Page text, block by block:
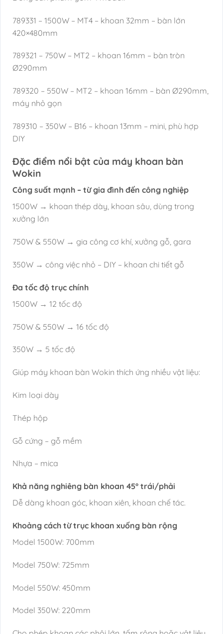
789331 – 1500W – MT4 – khoan 32mm – bàn lớn
420×480mm
789321 – 750W – MT2 – khoan 16mm – bàn tròn
Ø290mm
789320 – 550W – MT2 – khoan 16mm – bàn Ø290mm,
máy nhỏ gọn
789310 – 350W – B16 – khoan 13mm – mini, phù hợp
DIY
Đặc điểm nổi bật của máy khoan bàn
Wokin
Công suất mạnh – từ gia đình đến công nghiệp
1500W → khoan thép dày, khoan sâu, dùng trong
xưởng lớn
750W & 550W → gia công cơ khí, xưởng gỗ, gara
350W → công việc nhỏ – DIY – khoan chi tiết gỗ
Đa tốc độ trục chính
1500W → 12 tốc độ
750W & 550W → 16 tốc độ
350W → 5 tốc độ
Giúp máy khoan bàn Wokin thích ứng nhiều vật liệu:
Kim loại dày
Thép hộp
Gỗ cứng – gỗ mềm
Nhựa – mica
Khả năng nghiêng bàn khoan 45° trái/phải
Dễ dàng khoan góc, khoan xiên, khoan chế tác.
Khoảng cách từ trục khoan xuống bàn rộng
Model 1500W: 700mm
Model 750W: 725mm
Model 550W: 450mm
Model 350W: 220mm